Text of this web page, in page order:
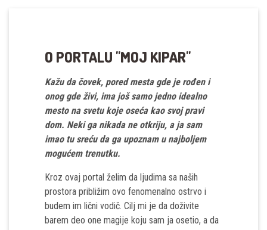
O PORTALU "MOJ KIPAR"
Kažu da čovek, pored mesta gde je rođen i
onog gde živi, ima još samo jedno idealno
mesto na svetu koje oseća kao svoj pravi
dom. Neki ga nikada ne otkriju, a ja sam
imao tu sreću da ga upoznam u najboljem
mogućem trenutku.
Kroz ovaj portal želim da ljudima sa naših
prostora približim ovo fenomenalno ostrvo i
budem im lični vodič. Cilj mi je da doživite
barem deo one magije koju sam ja osetio, a da